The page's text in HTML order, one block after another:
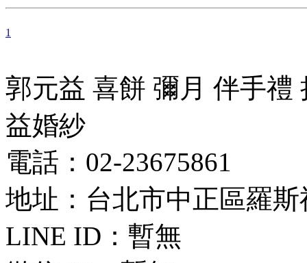
1
郭元益 喜餅 彌月 伴手禮
益婚紗
電話：02-23675861
地址：台北市中正區羅斯
LINE ID： 暫無